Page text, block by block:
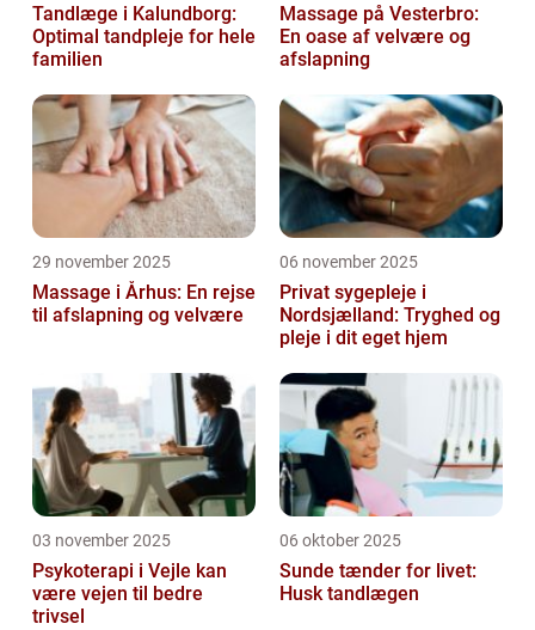
Tandlæge i Kalundborg:
Optimal tandpleje for hele
familien
Massage på Vesterbro:
En oase af velvære og
afslapning
29 november 2025
Massage i Århus: En rejse
til afslapning og velvære
06 november 2025
Privat sygepleje i
Nordsjælland: Tryghed og
pleje i dit eget hjem
03 november 2025
Psykoterapi i Vejle kan
være vejen til bedre
trivsel
06 oktober 2025
Sunde tænder for livet:
Husk tandlægen